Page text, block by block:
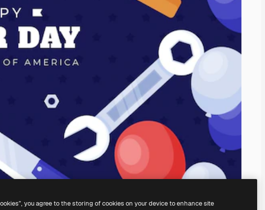
you agree to the storing of cookies on your device to enhance site